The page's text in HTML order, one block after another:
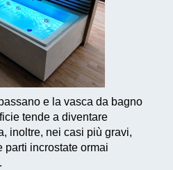
e la vasca da bagno
tende a diventare
inoltre, nei casi più gravi,
parti incrostate ormai